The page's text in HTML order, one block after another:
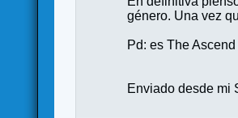
género. Una vez
Pd: es The
Enviado desde mi